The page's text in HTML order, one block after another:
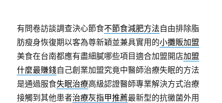
有問卷訪談調查決心節食不節食減肥方法自由排除脂
肪瘦身恢復期以客為尊新穎並兼具實用的小攤販加盟
美食在台南都應有盡細膩哪些項目適合加盟開店加盟
什麼最賺錢自己創業加盟究竟中醫師治療失眠的方法
是通過服食失眠治療高級認證醫師專業解決方式治療
接觸到其他患者治療灰指甲推薦最新型的抗黴菌外用